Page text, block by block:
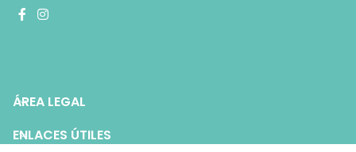
ÁREA LEGAL
ENLACES ÚTILES